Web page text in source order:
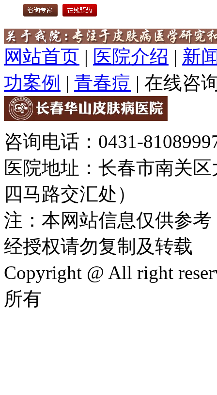
网站首页 | 医院介绍 | 新
功案例 | 青春痘 | 在线咨
咨询电话：0431-
医院地址：长春市南关
四马路交汇处）
注：本网站信息仅供参
经授权请勿复制及转载
Copyright @ All right
所有